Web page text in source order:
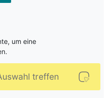
um eine
treffen